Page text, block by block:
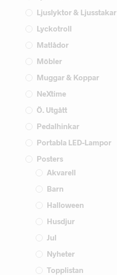
Ljuslyktor & Ljusstakar
Lyckotroll
Matlådor
Möbler
Muggar & Koppar
NeXtime
Ö. Utgått
Pedalhinkar
Portabla LED-Lampor
Posters
Akvarell
Barn
Halloween
Husdjur
Jul
Nyheter
Topplistan